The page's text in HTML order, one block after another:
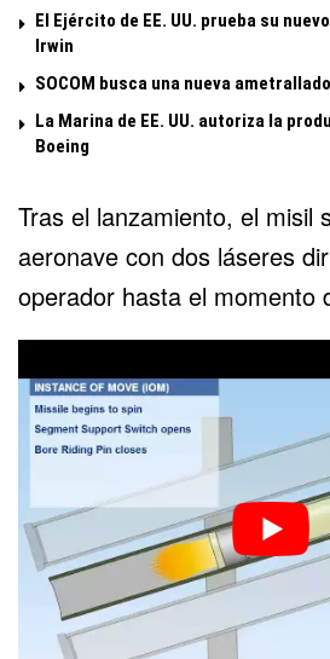
El Ejército de EE. UU. prueba su
Irwin
SOCOM busca una nueva
La Marina de EE. UU. autoriza la
Boeing
Tras el lanzamiento, el misil
aeronave con dos láseres
operador hasta el momento